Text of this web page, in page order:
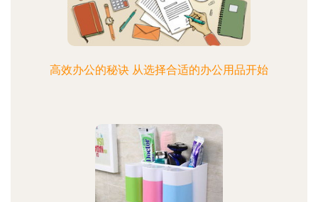
高效办公的秘诀 从选择合适的办公用品开始